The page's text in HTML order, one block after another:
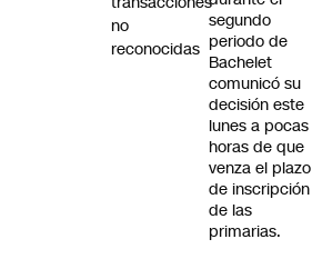
segundo
periodo de
Bachelet
comunicó su
decisión este
lunes a pocas
horas de que
venza el plazo
de inscripción
de las
primarias.
no
reconocidas